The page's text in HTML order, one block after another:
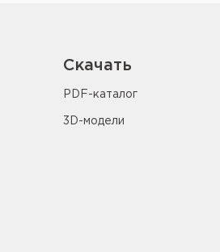
Скачать
PDF-каталог
3D-модели